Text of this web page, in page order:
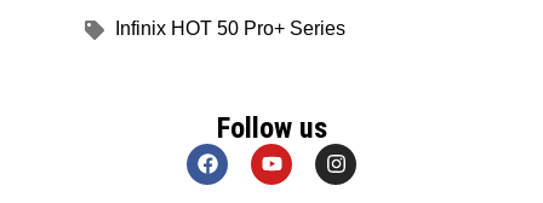
Infinix HOT 50 Pro+ Series
Follow us
F
a
Y
o
I
n